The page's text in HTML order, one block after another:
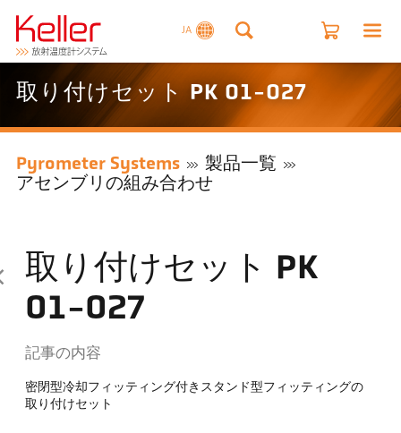
JA
取り付けセット PK 01-027
Pyrometer Systems
製品一覧
アセンブリの組み合わせ
取り付けセット PK
01-027
記事の内容
密閉型冷却フィッティング付きスタンド型フィッティングの
取り付けセット